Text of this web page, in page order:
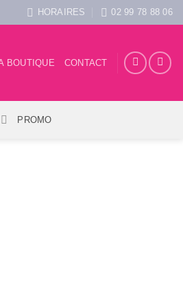
HORAIRES 02 99 78 88 06
BOUTIQUE CONTACT
PROMO